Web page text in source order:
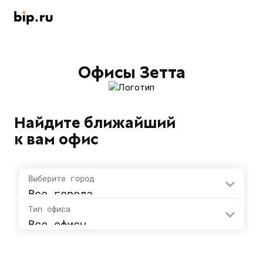
Офисы Зетта
Найдите ближайший
к вам офис
Выберите город
Все города
Тип офиса
Все офисы